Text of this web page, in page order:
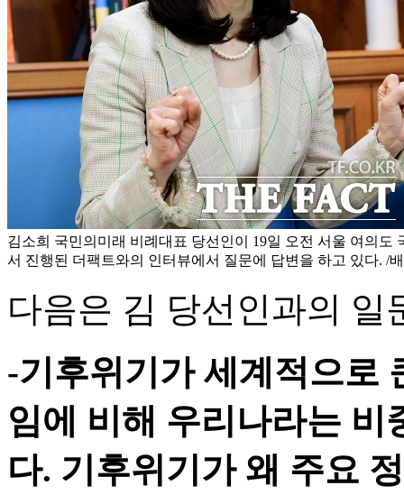
김소희 국민의미래 비례대표 당선인이 19일 오전 서울 여의도
서 진행된 더팩트와의 인터뷰에서 질문에 답변을 하고 있다. /
다음은 김 당선인과의 일
-기후위기가 세계적으로
임에 비해 우리나라는 비
다. 기후위기가 왜 주요